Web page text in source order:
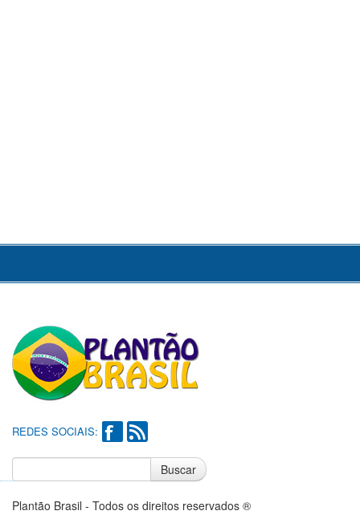
REDES SOCIAIS:
Buscar
Plantão Brasil - Todos os direitos reservados ®